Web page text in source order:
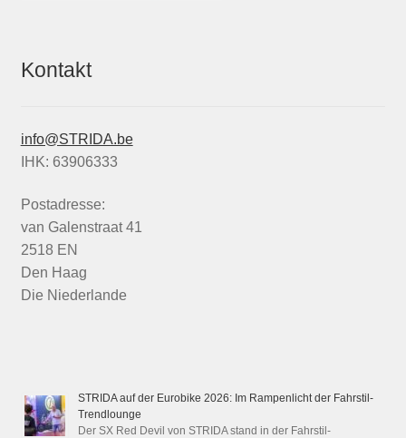
Kontakt
info@STRIDA.be
IHK: 63906333
Postadresse:
van Galenstraat 41
2518 EN
Den Haag
Die Niederlande
STRIDA auf der Eurobike 2026: Im Rampenlicht der Fahrstil-
Trendlounge
Der SX Red Devil von STRIDA stand in der Fahrstil-